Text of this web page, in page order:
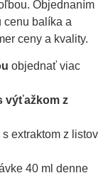
Objednaním
cenu balíka a
ceny a kvality.
objednať viac
výťažkom z
extraktom z listov
40 ml denne